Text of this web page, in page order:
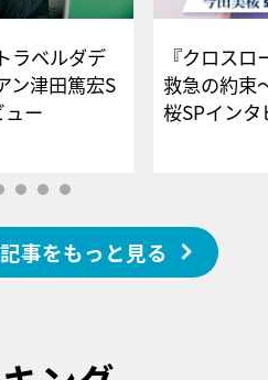
ラベルダデ
ン津田篤宏S
ビュー
『クロス
救急の約束
桜SPイ
事をもっと見る